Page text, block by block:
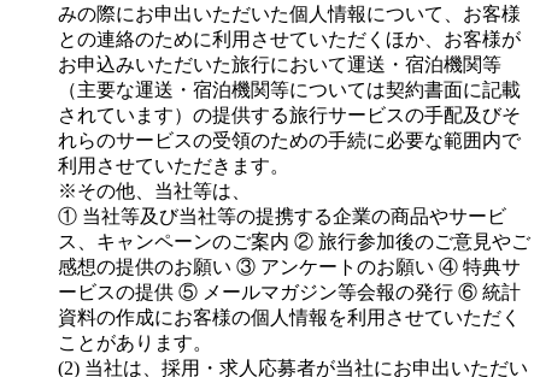
みの際にお申出いただいた個人情報について、お客様
との連絡のために利用させていただくほか、お客様が
お申込みいただいた旅行において運送・宿泊機関等
（主要な運送・宿泊機関等については契約書面に記載
されています）の提供する旅行サービスの手配及びそ
れらのサービスの受領のための手続に必要な範囲内で
利用させていただきます。
※その他、当社等は、
① 当社等及び当社等の提携する企業の商品やサービ
ス、キャンペーンのご案内 ② 旅行参加後のご意見やご
感想の提供のお願い ③ アンケートのお願い ④ 特典サ
ービスの提供 ⑤ メールマガジン等会報の発行 ⑥ 統計
資料の作成にお客様の個人情報を利用させていただく
ことがあります。
(2) 当社は、採用・求人応募者が当社にお申出いただい